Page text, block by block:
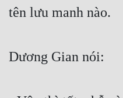
tên lưu manh nào.
Dương Gian nói: